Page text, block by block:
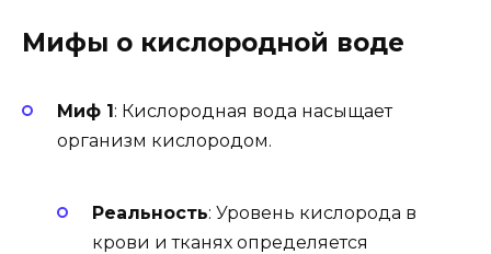
Мифы о кислородной воде
Миф 1 : Кислородная вода насыщает
организм кислородом.
Реальность: Уровень кислорода в
крови и тканях определяется